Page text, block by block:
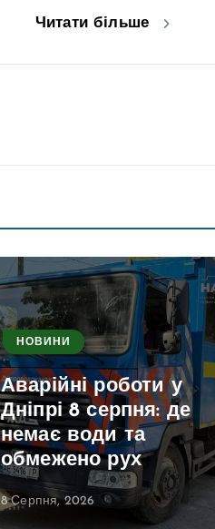
Читати більше
НОВИНИ
Аварійні роботи у
Дніпрі 8 серпня: де
немає води та
обмежено рух
8 Серпня, 2026